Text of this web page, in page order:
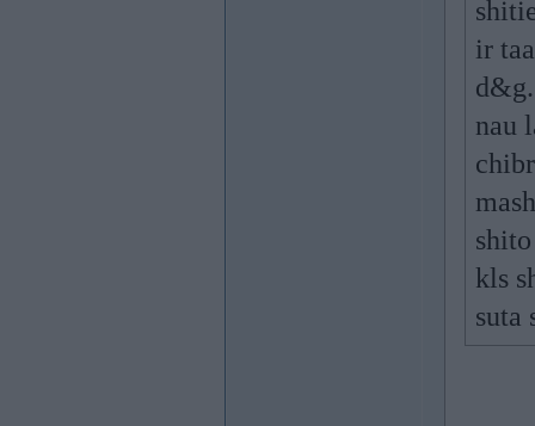
ir
nau
kls
suta